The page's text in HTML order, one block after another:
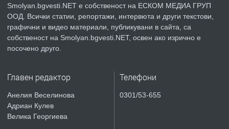
преди 2 години
ПРЕДЛАГА КЪЩА В МАРОНЯ
ТЪРСИ
Smolyan.bgvesti.NET е собственост на ЕСКОМ МЕДИА ГРУП
ООД. Всички статии, репортажи, интервюта и други текстови,
графични и видео материали, публикувани в сайта, са
собственост на Smolyan.bgvesti.NET, освен ако изрично е
посочено друго.
Главен редактор
Анелия Веселинова
Адриан Кулев
Велика Георгиева
Телефони
0301/53-655